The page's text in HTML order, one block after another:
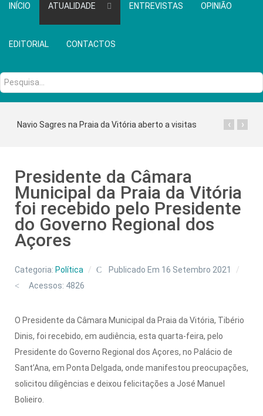
INÍCIO ATUALIDADE ENTREVISTAS OPINIÃO
EDITORIAL CONTACTOS
Pesquisa...
Navio Sagres na Praia da Vitória aberto a visitas ›
‹
Presidente da Câmara
Municipal da Praia da Vitória
foi recebido pelo Presidente
do Governo Regional dos
Açores
Categoria: Política
Publicado Em 16 Setembro 2021
Acessos: 4826
O Presidente da Câmara Municipal da Praia da Vitória, Tibério
Dinis, foi recebido, em audiência, esta quarta-feira, pelo
Presidente do Governo Regional dos Açores, no Palácio de
Sant’Ana, em Ponta Delgada, onde manifestou preocupações,
solicitou diligências e deixou felicitações a José Manuel
Bolieiro.